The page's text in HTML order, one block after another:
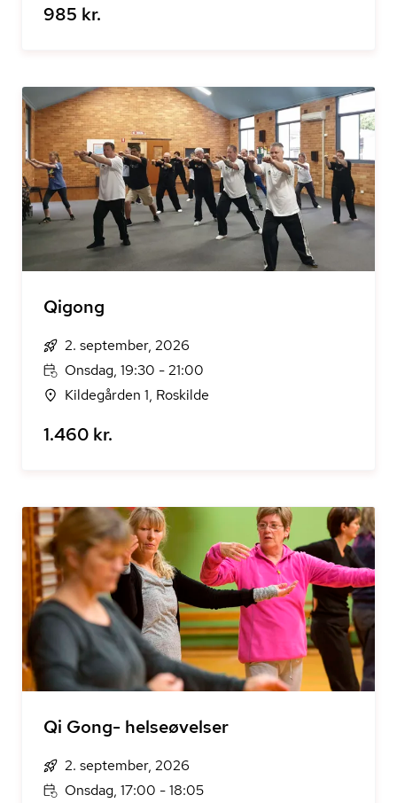
985 kr.
Qigong
2. september, 2026
Onsdag, 19:30 - 21:00
Kildegården 1, Roskilde
1.460 kr.
Qi Gong- helseøvelser
2. september, 2026
Onsdag, 17:00 - 18:05